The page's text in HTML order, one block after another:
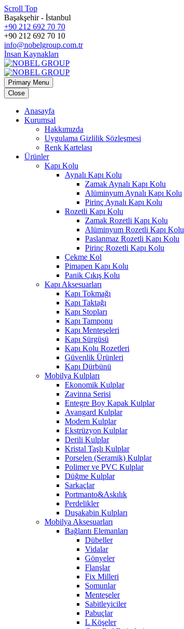
Scroll Top
Başakşehir - İstanbul
+90 212 692 70 70
+90 212 692 70 10
info@nobelgroup.com.tr
İnsan Kaynakları
Primary Menu
Close
Anasayfa
Kurumsal
Hakkımızda
Uygulama Gizlilik Sözleşmesi
Renk Kartelası
Ürünler
Kapı Kolu
Aynalı Kapı Kolu
Zamak Aynalı Kapı Kolu
Alüminyum Aynalı Kapı Kolu
Pirinç Aynalı Kapı Kolu
Rozetli Kapı Kolu
Zamak Rozetli Kapı Kolu
Alüminyum Rozetli Kapı Kolu
Paslanmaz Rozetli Kapı Kolu
Pirinç Rozetli Kapı Kolu
Çekme Kol
Pimapen Kapı Kolu
Panik Çıkış Kolu
Kapı Aksesuarları
Kapı Tokmağı
Kapı Taktağı
Kapı Stopları
Kapı Tamponu
Kapı Menteşeleri
Kapı Sürgüsü
Kapı Kolu Rozetleri
Güvenlik Ürünleri
Kapı Dürbünü
Mobilya Kulpları
Ekonomik Kulplar
Zavinna Serisi
Entegre Boy Kapak Kulplar
Avangard Kulplar
Modern Kulplar
Ekstrüzyon Kulplar
Derili Kulplar
Kristal Taşlı Kulplar
Porselen (Seramik) Kulplar
Polimer ve PVC Kulplar
Düğme Kulplar
Sarkaçlar
Portmanto&Askılık
Perdelikler
Duşakabin Kulpları
Mobilya Aksesuarları
Bağlantı Elemanları
Dübeller
Vidalar
Gönyeler
Flanşlar
Fix Milleri
Somunlar
Menteşeler
Sabitleyiciler
Pabuçlar
L Köşeler